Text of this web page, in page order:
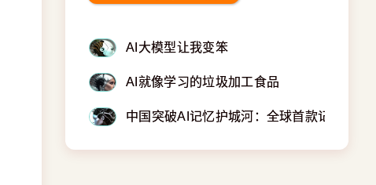
AI大模型让我变笨
AI就像学习的垃圾加工食品
中国突破AI记忆护城河：全球首款记忆操作